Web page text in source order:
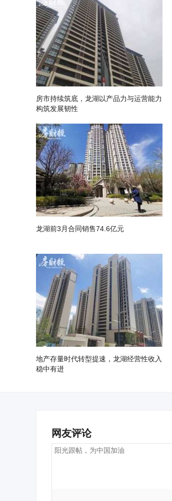
房市持续筑底，龙湖以产品力与运营能力
构筑发展韧性
龙湖前3月合同销售74.6亿元
地产存量时代转型提速，龙湖经营性收入
稳中有进